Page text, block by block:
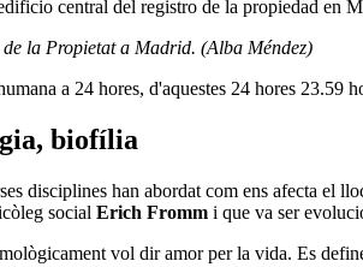
la Propietat a Madrid. (Alba Méndez)
a 24 hores, d'aquestes 24 hores 23.59
biofília
disciplines han abordat com ens afecta el
social Erich Fromm i que va ser
vol dir amor per la vida. Es